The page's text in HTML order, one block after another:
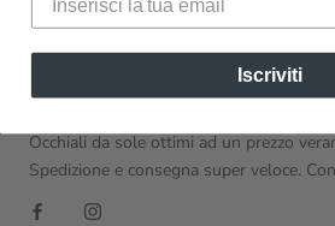
DICONO DI NOI
⭐⭐⭐⭐⭐
Occhiali da sole ottimi ad un prezzo
Spedizione e consegna super veloce.
Iscriviti